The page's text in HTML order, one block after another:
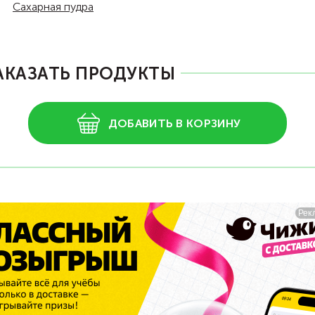
Сахарная пудра
ПРОДУКТЫ
ДОБАВИТЬ В КОРЗИНУ